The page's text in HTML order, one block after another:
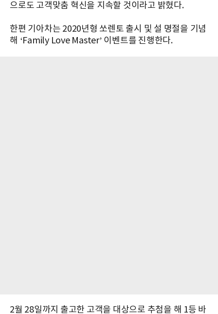
으로도 고객맞춤 혁신을 지속할 것이라고 밝혔다.
한편 기아차는 2020년형 쏘렌토 출시 및 설 명절을 기념
해 ‘Family Love Master’ 이벤트를 진행한다.
2월 28일까지 출고한 고객을 대상으로 추첨을 해 1등 바